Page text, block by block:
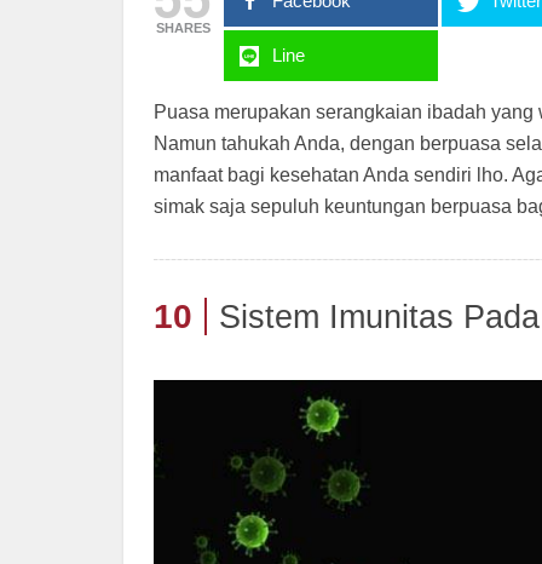
SHARES
Line
Puasa merupakan serangkaian ibadah
Namun tahukah Anda, dengan berpuasa
manfaat bagi kesehatan Anda sendiri lho.
simak saja sepuluh keuntungan berpuasa
10 Sistem Imunitas